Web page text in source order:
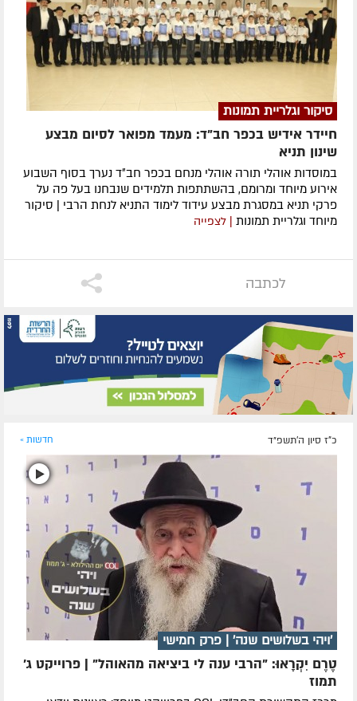
סיקור וגלריית תמונות
חיידר אידיש בכפר חב"ד: מעמד מפואר לסיום מבצע
שינון תניא
במוסדות אוהלי תורה אוהלי מנחם בכפר חב״ד נערך בסוף השבוע
אירוע מיוחד ומרומם, בהשתתפות תלמידים שנבחנו בעל פה על
פרקי תניא במסגרת מבצע עידוד לימוד התניא לנחת הרבי | סיקור
מיוחד וגלריית תמונות
| לצפייה
לכתבה
כ"ז סיון ה׳תשפ״ד חדשות »
'ויהי בשלושים שנה' | פרק חמישי
טֶרֶם יִקְרָאוּ: "הרבי ענה לי ביציאה מהאוהל" | פרוייקט ג'
תמוז